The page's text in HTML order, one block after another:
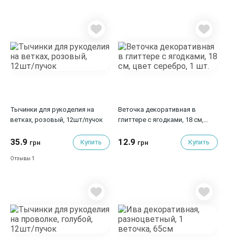
Тычинки для рукоделия на
ветках, розовый, 12шт/пучок
35.9 грн Купить
Отзывы 1
Веточка декоративная в
глиттере с ягодками, 18 см,
12.9 грн Купить